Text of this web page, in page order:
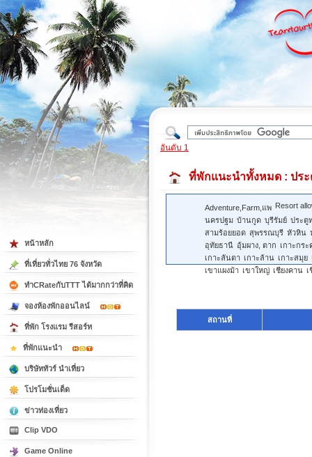
ต้
อันดับ 1
ที่พักแนะนำทั้งหมด : ปร
Adventure,Farm,แพ Resort
นครปฐม บ้านกูด บุรีรัมย์ ประตู
สามร้อยยอด สุพรรณบุรี หัวหิน
อุทัยธานี อุ้มผาง, ตาก เกาะกร
เกาะลันตา เกาะล้าน เกาะสมุย
เขาแผงม้า เขาใหญ่ เชียงคาน
สถานที่
หน้าหลัก
ที่เที่ยวทั่วไทย 76 จังหวัด
ทำCRateกับTTT ได้มากกว่าที่คิด
จองห้องพักออนไลน์
ที่พัก โรงแรม รีสอร์ท
ที่พักแนะนำ
บริษัททัวร์ นำเที่ยว
โปรโมชั่นเด็ด
ข่าวท่องเที่ยว
Clip VDO
Game Online